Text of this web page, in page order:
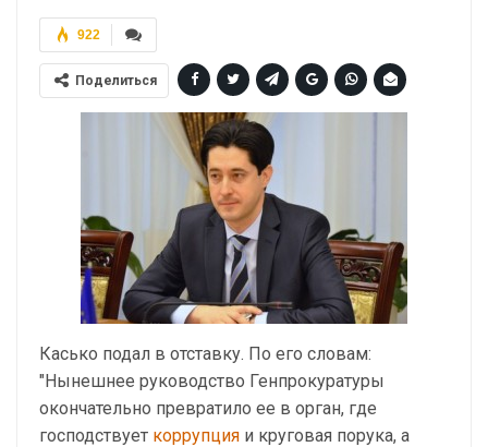
922
Поделиться
Касько подал в отставку. По его словам:
"Нынешнее руководство Генпрокуратуры
окончательно превратило ее в орган, где
господствует коррупция и круговая порука, а